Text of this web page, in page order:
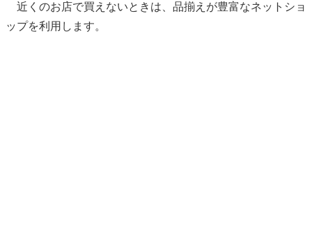
近くのお店で買えないときは、品揃えが豊富なネットショ
ップを利用します。